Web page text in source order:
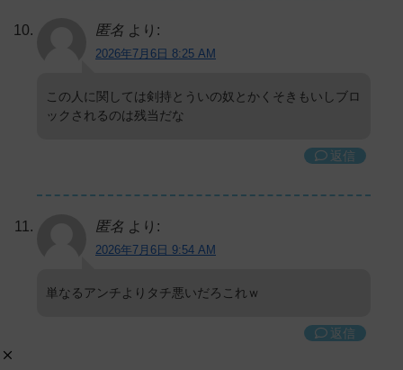
匿名 より:
2026年7月6日 8:25 AM
この人に関しては剣持とういの奴とかくそきもいしブロ
ックされるのは残当だな
返信
匿名 より:
2026年7月6日 9:54 AM
単なるアンチよりタチ悪いだろこれｗ
返信